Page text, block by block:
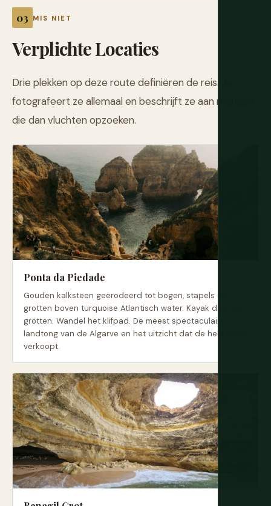
MIS NIET
Verplichte Locaties
Drie plekken op deze route definiëren de reis. Je
fotografeert ze allemaal en beschrijft ze aan mensen
die dan vluchten opzoeken.
Ponta da Piedade
Gouden kalksteen geërodeerd tot bogen, stapels en
grotten boven turquoise Atlantisch water. Kayak door de
grotten. Wandel het klifpad. De meest spectaculaire
landtong van de Algarve en het uitzicht dat de hele regio
verkoopt.